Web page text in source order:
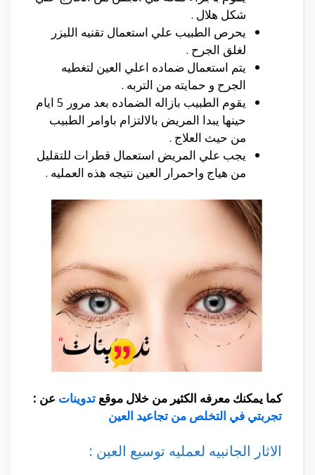
شكل هلال .
يحرص الطبيب علي استعمال تقنيه الليزر
لغلق الجرح .
يتم استعمال ضماده اعلي العين لتغطيه
الجرح و حمايته من التربه .
يقوم الطبيب بازاله الضماده بعد مرور 5 ايام
حينها يبدا المريض بالالتزام باوامر الطبيب
من حيث العلاج .
يجب علي المريض استعمال قطرات للتقليل
من هياج واحمرار العين نتيجه هذه العمليه .
كما يمكنك معرفه الكثير من خلال موقع تدوينات عن :
تجربتي في التخلص من تجاعيد العين
الاثار الجانبيه لعمليه توسيع العين :